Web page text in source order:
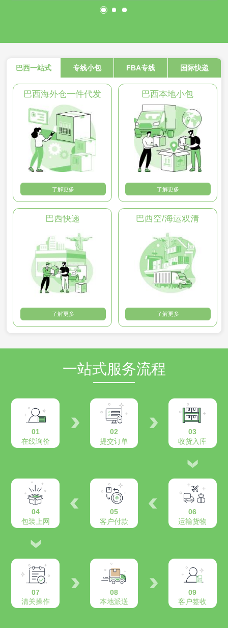
巴西一站式 专线小包 FBA专线 国际快递
巴西海外仓一件代发
了解更多
巴西本地小包
了解更多
巴西快递
了解更多
巴西空/海运双清
了解更多
一站式服务流程
01
在线询价
02
提交订单
03
收货入库
04
包装上网
05
客户付款
06
运输货物
07
清关操作
08
本地派送
09
客户签收